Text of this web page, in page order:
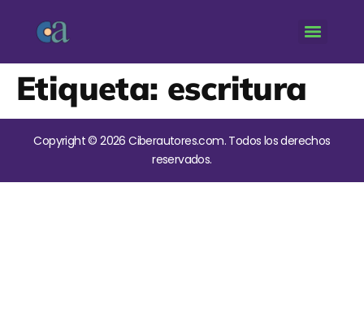
Etiqueta: escritura
Copyright © 2026 Ciberautores.com. Todos los derechos
reservados.